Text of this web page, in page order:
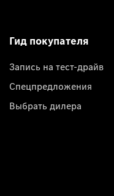
Гид покупателя
Запись на тест-драйв
Спецпредложения
Выбрать дилера